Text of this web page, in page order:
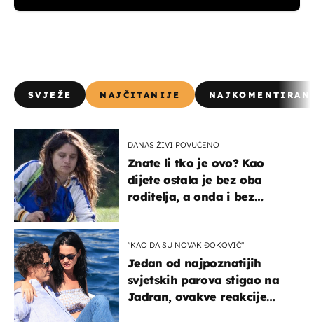
SVJEŽE NAJČITANIJE
DANAS ŽIVI POVUČENO
Znate li tko je ovo? Kao
dijete ostala je bez oba
roditelja, a onda i bez
"KAO DA SU NOVAK ĐOKOVIĆ"
Jedan od najpoznatijih
svjetskih parova stigao na
Jadran, ovakve reakcije